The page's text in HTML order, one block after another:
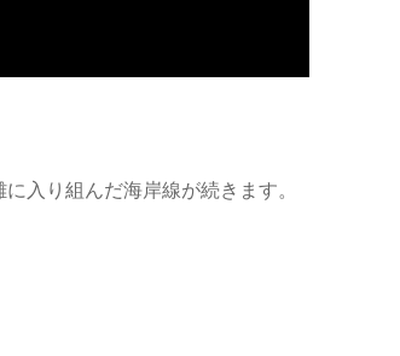
入り組んだ海岸線が続きます。